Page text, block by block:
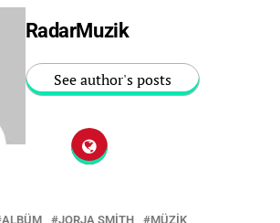
RadarMuzik
See author's posts
ALBÜM JORJA SMITH
MÜZIK